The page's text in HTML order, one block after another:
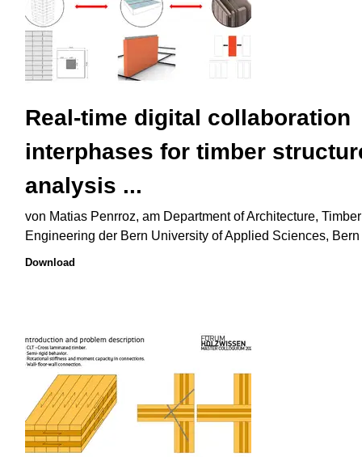
Real-time digital collaboration
interphases for timber
analysis ...
von Matias Penrroz, am Department of Architecture,
Engineering der Bern University of Applied Sciences,
Download